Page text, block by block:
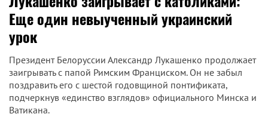
Еще один невыученный украинский
урок
Президент Белоруссии Александр Лукашенко продолжает
заигрывать с папой Римским Франциском. Он не забыл
поздравить его с шестой годовщиной понтификата,
подчеркнув «единство взглядов» официального Минска и
Ватикана.